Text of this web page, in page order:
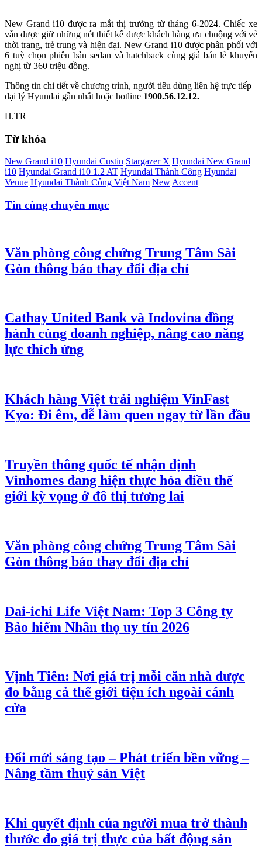
New Grand i10 được ra mắt thị trường từ tháng 6-2024. Chiếc xe
vẫn được giữ những nét thiết kế được khách hàng ưa chuộng với vẻ
thời trang, trẻ trung và hiện đại. New Grand i10 được phân phối với
6 tuỳ chọn phiên bản sedan và hatchback cùng giá bán lẻ khuyến
nghị từ 360 triệu đồng.
Thông tin chi tiết về chương trình, người tiêu dùng liên hệ trực tiếp
đại lý Hyundai gần nhất hoặc hotline 1900.56.12.12.
H.TR
Từ khóa
New Grand i10 Hyundai Custin Stargazer X Hyundai New Grand
i10 Hyundai Grand i10 1.2 AT Hyundai Thành Công Hyundai
Venue Hyundai Thành Công Việt Nam New Accent
Tin cùng chuyên mục
Văn phòng công chứng Trung Tâm Sài
Gòn thông báo thay đổi địa chỉ
Cathay United Bank và Indovina đồng
hành cùng doanh nghiệp, nâng cao năng
lực thích ứng
Khách hàng Việt trải nghiệm VinFast
Kyo: Đi êm, dễ làm quen ngay từ lần đầu
Truyền thông quốc tế nhận định
Vinhomes đang hiện thực hóa điều thế
giới kỳ vọng ở đô thị tương lai
Văn phòng công chứng Trung Tâm Sài
Gòn thông báo thay đổi địa chỉ
Dai-ichi Life Việt Nam: Top 3 Công ty
Bảo hiểm Nhân thọ uy tín 2026
Vịnh Tiên: Nơi giá trị mỗi căn nhà được
đo bằng cả thế giới tiện ích ngoài cánh
cửa
Đổi mới sáng tạo – Phát triển bền vững –
Nâng tầm thuỷ sản Việt
Khi quyết định của người mua trở thành
thước đo giá trị thực của bất động sản